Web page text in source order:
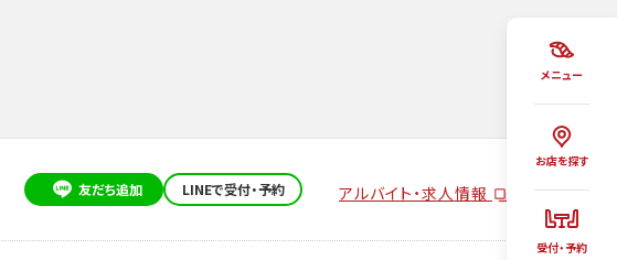
メニュー
お店を探す
受付・予約
友だち追加 LINEで受付・予約 アルバイト・求人情報